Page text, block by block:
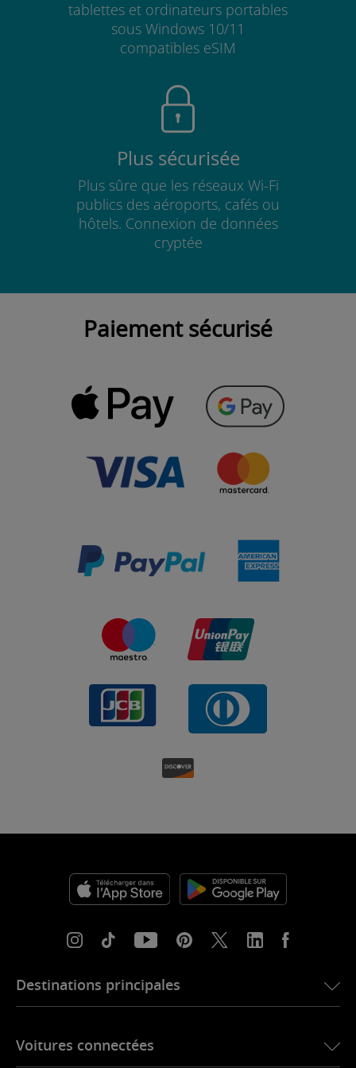
tablettes et ordinateurs portables
sous Windows 10/11
compatibles eSIM
Plus sécurisée
Plus sûre que les réseaux Wi-Fi
publics des aéroports, cafés ou
hôtels. Connexion de données
cryptée
Paiement sécurisé
Destinations principales
eSIM pour l’Europe
Voitures connectées